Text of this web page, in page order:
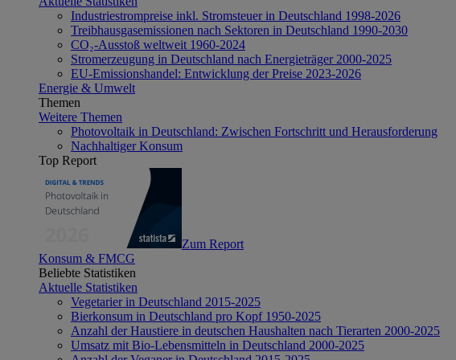
Industriestrompreise inkl. Stromsteuer in Deutschland 1998-2026
Treibhausgasemissionen nach Sektoren in Deutschland 1990-2030
CO₂-Ausstoß weltweit 1960-2024
Stromerzeugung in Deutschland nach Energieträger 2000-2025
EU-Emissionshandel: Entwicklung der Preise 2023-2026
Energie & Umwelt
Themen
Weitere Themen
Photovoltaik in Deutschland: Zwischen Fortschritt und Herausforderung
Nachhaltiger Konsum
Top Report
Zum Report
Konsum & FMCG
Beliebte Statistiken
Aktuelle Statistiken
Vegetarier in Deutschland 2015-2025
Bierkonsum in Deutschland pro Kopf 1950-2025
Anzahl der Haustiere in deutschen Haushalten nach Tierarten 2000-2025
Umsatz mit Bio-Lebensmitteln in Deutschland 2000-2025